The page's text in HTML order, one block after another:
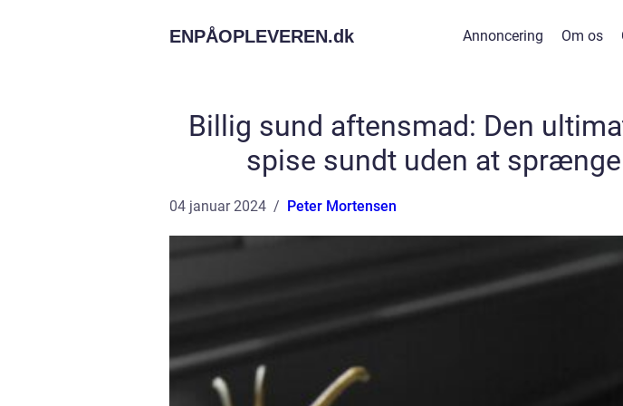
ENPÅOPLEVEREN.dk Annoncering Om os
Billig sund aftensmad: Den
spise sundt uden at
04 januar 2024 Peter Mortensen